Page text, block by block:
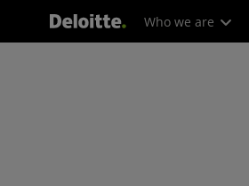
Who we are